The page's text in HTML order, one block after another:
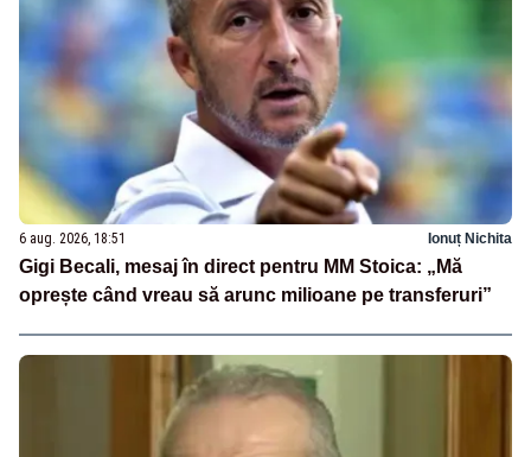
6 aug. 2026, 18:51 Ionuț Nichita
Gigi Becali, mesaj în direct pentru MM Stoica: „Mă
oprește când vreau să arunc milioane pe transferuri”